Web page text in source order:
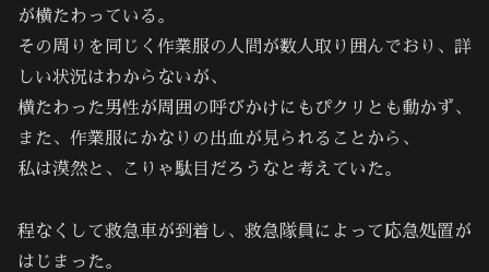
が横たわっている。
その周りを同じく作業服の人間が数人取り囲んでおり、詳
しい状況はわからないが、
横たわった男性が周囲の呼びかけにもぴクリとも動かず、
また、作業服にかなりの出血が見られることから、
私は漠然と、こりゃ駄目だろうなと考えていた。
程なくして救急車が到着し、救急隊員によって応急処置が
はじまった。